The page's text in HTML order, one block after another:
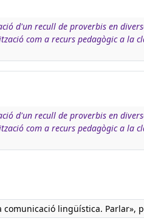
d'un recull de proverbis en
com a recurs pedagògic a la
d'un recull de proverbis en
com a recurs pedagògic a la
comunicació lingüística. Parlar»,